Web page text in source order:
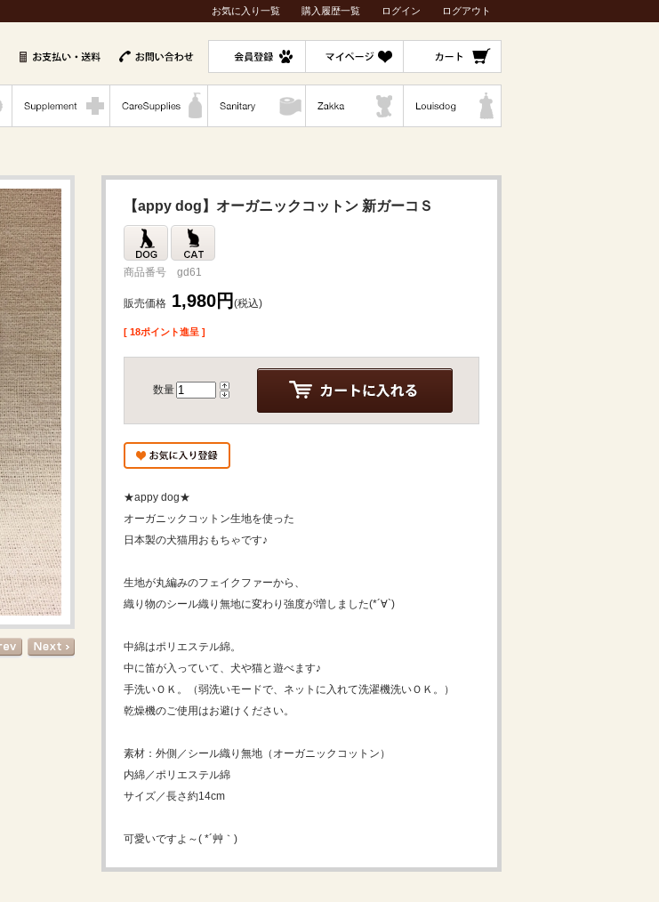
ログアウト
ログイン
購入履歴一覧
お気に入り一覧
【appy dog】オーガニックコットン 新ガーコＳ
商品番号 gd61
販売価格 1,980円 (税込)
[ 18ポイント進呈 ]
数量
★appy dog★
オーガニックコットン生地を使った
日本製の犬猫用おもちゃです♪
生地が丸編みのフェイクファーから、
織り物のシール織り無地に変わり強度が増しました(*´∀`)
中綿はポリエステル綿。
中に笛が入っていて、犬や猫と遊べます♪
手洗いＯＫ。（弱洗いモードで、ネットに入れて洗濯機洗いＯＫ。）
乾燥機のご使用はお避けください。
素材：外側／シール織り無地（オーガニックコットン）
内綿／ポリエステル綿
サイズ／長さ約14cm
可愛いですよ～( *´艸｀)